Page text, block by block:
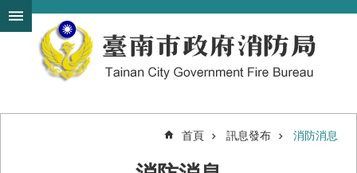
跳到主要內容區塊
搜
尋
進
首頁 訊息發布 消防消息